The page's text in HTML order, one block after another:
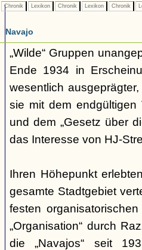
Chronik Lexikon Chronik Lexikon Chronik
Navajo
„Wilde“ Gruppen
Ende 1934 in
wesentlich
sie mit dem
und dem „Gesetz über
das Interesse von HJ-
Ihren Höhepunkt
gesamte Stadtgebiet
festen
„Organisation“ durch
die „Navajos“ seit